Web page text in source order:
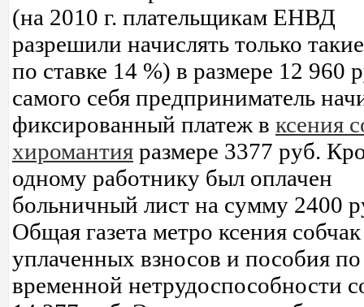
(на 2010 г. плательщикам ЕНВД
разрешили начислять только
по ставке 14 %) в размере 12 960
самого себя предприниматель
фиксированный платеж в ксения
хиромантия размере 3377 руб.
одному работнику был оплачен
больничный лист на сумму 2400
Общая газета метро ксения
уплаченных взносов и пособия по
временной нетрудоспособности